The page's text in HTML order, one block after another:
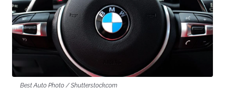
Best Auto Photo / Shutterstock.com